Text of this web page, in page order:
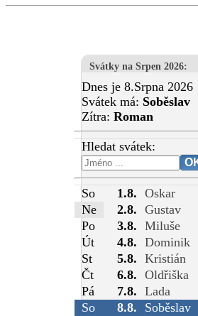
Svátky na Srpen 2026:
Dnes je 8.Srpna 2026
Svátek má: Soběslav
Zítra: Roman
Hledat svátek:
So 1.8. Oskar
Ne
2.8. Gustav
Po
3.8. Miluše
Út
4.8. Dominik
St
5.8. Kristián
Čt
6.8. Oldřiška
Pá
7.8. Lada
So
8.8.
Soběslav